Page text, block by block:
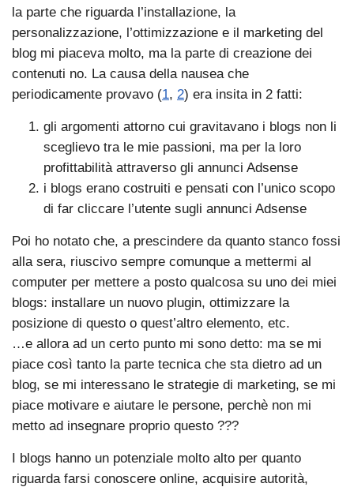
la parte che riguarda l’installazione, la
personalizzazione, l’ottimizzazione e il marketing del
blog mi piaceva molto, ma la parte di creazione dei
contenuti no. La causa della nausea che
periodicamente provavo (1, 2) era insita in 2 fatti:
gli argomenti attorno cui gravitavano i blogs non li
sceglievo tra le mie passioni, ma per la loro
profittabilità attraverso gli annunci Adsense
i blogs erano costruiti e pensati con l’unico scopo
di far cliccare l’utente sugli annunci Adsense
Poi ho notato che, a prescindere da quanto stanco fossi
alla sera, riuscivo sempre comunque a mettermi al
computer per mettere a posto qualcosa su uno dei miei
blogs: installare un nuovo plugin, ottimizzare la
posizione di questo o quest’altro elemento, etc.
…e allora ad un certo punto mi sono detto: ma se mi
piace così tanto la parte tecnica che sta dietro ad un
blog, se mi interessano le strategie di marketing, se mi
piace motivare e aiutare le persone, perchè non mi
metto ad insegnare proprio questo ???
I blogs hanno un potenziale molto alto per quanto
riguarda farsi conoscere online, acquisire autorità,